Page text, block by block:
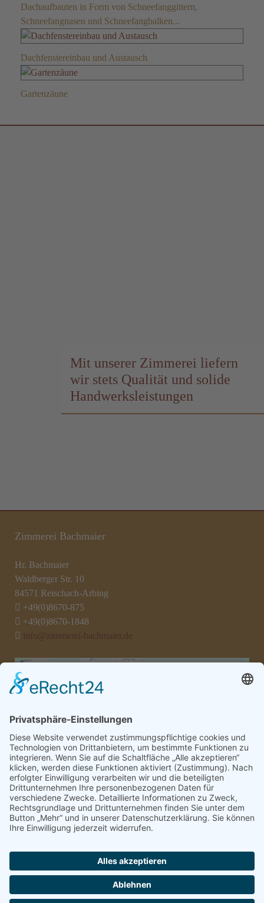
Dachaufbauten in Form von Schneefanggittern,
Schneefangnasen und Schneefangbalken...
Dachfenstereinbau und Austausch
Gartenzäune
Mit unserer Zimmerei liefern
wir stets Qualität und solide
Handwerksleistungen
Zimmerei Bachmaier
Hr. Bachmaier
Waldberger Str. 10
84571 Reischach-Arbing
+49(0)8670-875
+49(0)8670-1848
info@zimmerei-bachmaier.de
Wir benötigen Ihre Zustimmung, um den
Google Maps-Service zu laden!
um Karteninhalte einzubetten. Dieser Service kann
Daten zu Ihren Aktivitäten sammeln. Bitte lesen
Sie die Details durch und stimmen Sie der
Nutzung des Service zu, um diese Karte
anzuzeigen.
Mehr Informationen
Akzeptieren
Usercentrics Consent Management
Platform&eRecht24
Impressum|